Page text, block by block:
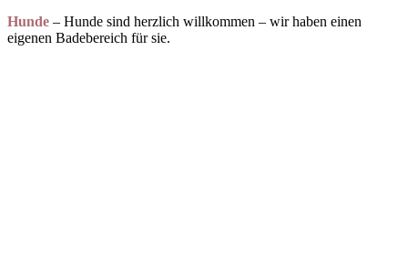
Hunde – Hunde sind herzlich willkommen – wir haben einen
eigenen Badebereich für sie.